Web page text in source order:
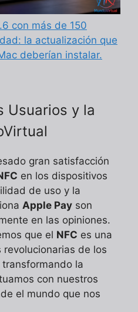
con más de 150
la actualización que
deberían instalar.
Usuarios y la
gran satisfacción
en los dispositivos
de uso y la
Apple Pay son
en las opiniones.
que el NFC es una
de los
la
con nuestros
el mundo que nos